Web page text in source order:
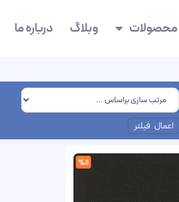
محصولات وبلاگ درباره ما
اعمال فیلتر
%11